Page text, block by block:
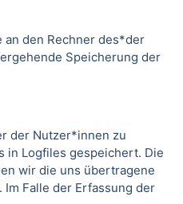
den Rechner des*der
Speicherung der
der Nutzer*innen zu
in Logfiles gespeichert. Die
wir die uns übertragene
Falle der Erfassung der